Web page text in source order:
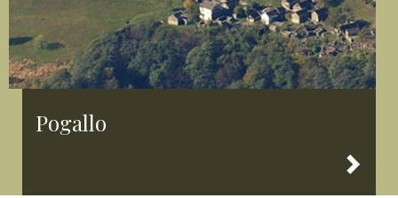
Pogallo